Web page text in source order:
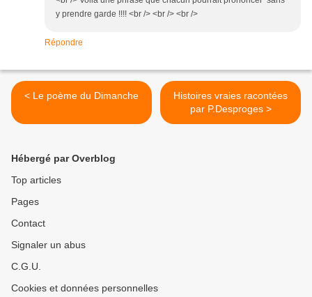
y prendre garde !!!! <br /> <br /> <br />
Répondre
< Le poème du Dimanche
Histoires vraies racontées
par P.Desproges >
Hébergé par Overblog
Top articles
Pages
Contact
Signaler un abus
C.G.U.
Cookies et données personnelles